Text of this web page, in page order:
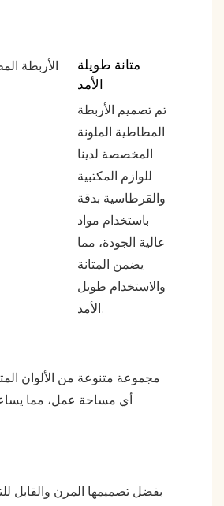
متانة طويلة
الأمد
تم تصميم الأربطة
المطاطية الملونة
المخصصة لدينا
للوازم المكتبية
والقرطاسية بدقة
باستخدام مواد
عالية الجودة، مما
يضمن المتانة
والاستخدام طويل
الأمد.
مجموعة متنوعة من الألوان
أي مساحة عمل، مما
بفضل تصميمها المرن والقابل